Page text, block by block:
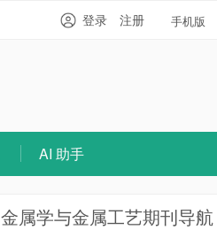
手机版
登录 注册
AI 助手
金属学与金属工艺期刊导航